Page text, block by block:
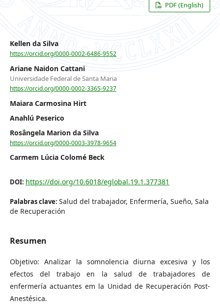
PDF (English)
Kellen da Silva
https://orcid.org/0000-0002-6486-9552
Ariane Naidon Cattani
Universidade Federal de Santa Maria
https://orcid.org/0000-0002-3365-9237
Maiara Carmosina Hirt
Anahlú Peserico
Rosângela Marion da Silva
https://orcid.org/0000-0003-3978-9654
Carmem Lúcia Colomé Beck
DOI: https://doi.org/10.6018/eglobal.19.1.377381
Palabras clave: Salud del trabajador, Enfermería, Sueño, Sala
de Recuperación
Resumen
Objetivo: Analizar la somnolencia diurna excesiva y los
efectos del trabajo en la salud de trabajadores de
enfermería actuantes em la Unidad de Recuperación Post-
Anestésica.